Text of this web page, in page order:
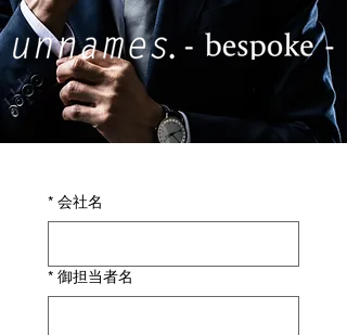
* 会社名
* 御担当者名